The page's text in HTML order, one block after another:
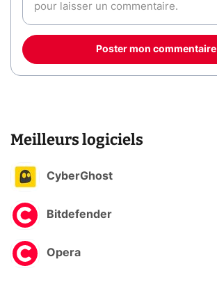
Poster mon commentaire
Meilleurs logiciels
CyberGhost
Bitdefender
Opera